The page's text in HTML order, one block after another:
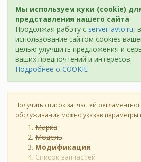
Мы используем куки (cookie)
представления нашего сайта
Продолжая работу с server-avto.ru,
использование сайтом cookies
целью улучшить предложения и
ваших предпочтений и интересов.
Подробнее о COOKIE
Получить список запчастей
обслуживания можно указав параметры
Марка
Модель
Модификация
Список запчастей